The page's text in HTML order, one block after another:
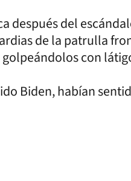
después del
de la patrulla
con
Biden, habían